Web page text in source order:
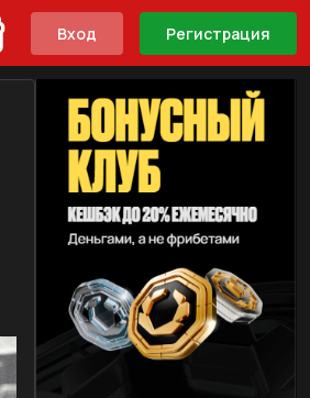
Вход Регистрация